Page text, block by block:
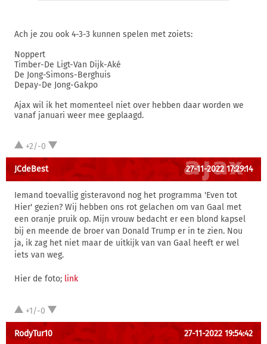
Ach je zou ook 4-3-3 kunnen spelen met zoiets:
Noppert
Timber-De Ligt-Van Dijk-Aké
De Jong-Simons-Berghuis
Depay-De Jong-Gakpo
Ajax wil ik het momenteel niet over hebben daar worden we
vanaf januari weer mee geplaagd.
+2/-0
JCdeBest 27-11-2022 17:29:14
Iemand toevallig gisteravond nog het programma 'Even tot
Hier' gezien? Wij hebben ons rot gelachen om van Gaal met
een oranje pruik op. Mijn vrouw bedacht er een blond kapsel
bij en meende de broer van Donald Trump er in te zien. Nou
ja, ik zag het niet maar de uitkijk van van Gaal heeft er wel
iets van weg.
Hier de foto; link
+1/-0
RodyTur10 27-11-2022 19:54:42